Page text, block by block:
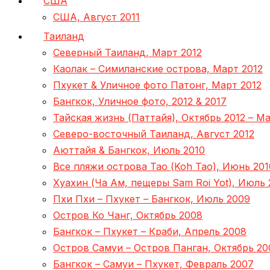
США, Август 2011
Таиланд
Северный Таиланд, Март 2012
Каолак – Симиланские острова, Март 2012
Пхукет & Уличное фото Патонг, Март 2012
Бангкок, Уличное фото, 2012 & 2017
Тайская жизнь (Паттайя), Октябрь 2012 –
Северо-восточный Таиланд, Август 2012
Аюттайя & Бангкок, Июль 2010
Все пляжи острова Тао (Koh Tao), Июнь
Хуахин (Ча Ам, пещеры Sam Roi Yot), Июль
Пхи Пхи – Пхукет – Бангкок, Июль 2009
Остров Ко Чанг, Октябрь 2008
Бангкок – Пхукет – Краби, Апрель 2008
Остров Самуи – Остров Панган, Октябрь
Бангкок – Самуи – Пхукет, Февраль 2007